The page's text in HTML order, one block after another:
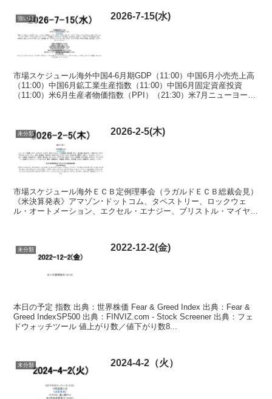
強い日 2026-7-15(水)
市場スケジュール海外中国4-6月期GDP（11:00）中国6月小売売上高
（11:00）中国6月鉱工業生産指数（11:00）中国6月固定資産投資
（11:00）米6月生産者物価指数（PPI）（21:30）米7月ニューヨーク
未分類 2026-2-5(木)
市場スケジュール海外ＥＣＢ定例理事会（ラガルドＥＣＢ総裁会見）
《米決算発表》アマゾン･ドットコム、タペストリー、ロックウェ
ル・オートメーション、エクセル・エナジー、ブリストル・マイヤー
未分類 2022-12-2(金)
本日の予定 指数 出典：世界株価 Fear & Greed Index 出典：Fear &
Greed IndexSP500 出典：FINVIZ.com - Stock Screener 出典：フェ
ドウォッチツール 値上がり数／値下がり数8...
未分類 2024-4-2（火）